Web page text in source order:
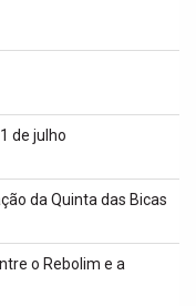
de julho
da Quinta das Bicas
o Rebolim e a